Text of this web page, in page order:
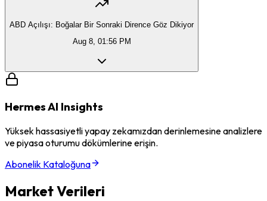
ABD Açılışı: Boğalar Bir Sonraki Dirence Göz Dikiyor
Aug 8, 01:56 PM
Hermes AI Insights
Yüksek hassasiyetli yapay zekamızdan derinlemesine analizlere
ve piyasa oturumu dökümlerine erişin.
Abonelik Kataloğuna
Market Verileri